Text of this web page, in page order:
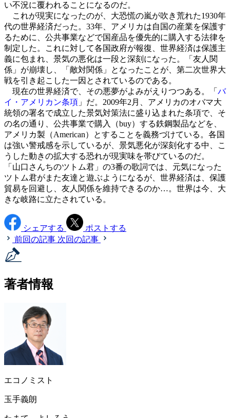
い不況に覆われることになるのだ。
これが現実になったのが、大恐慌の嵐が吹き荒れた1930年
代の世界経済だった。33年、アメリカは自国の産業を保護す
るために、公共事業などで国産品を優先的に購入する法律を
制定した。これに対して各国政府が報復、世界経済は保護主
義に包まれ、景気の悪化は一段と深刻になった。「友人関
係」が崩壊し、「敵対関係」となったことが、第二次世界大
戦を引き起こした一因とされているのである。
現在の世界経済で、その悪夢がよみがえりつつある。「 バ
イ・アメリカン条項 」だ。2009年2月、アメリカのオバマ大
統領の署名で成立した景気対策法に盛り込まれた条項で、そ
の名の通り、公共事業で購入（buy）する鉄鋼製品などを、
アメリカ製（American）とすることを義務づけている。各国
は強い警戒感を示しているが、景気悪化が深刻化する中、こ
うした動きの拡大する恐れが現実味を帯びているのだ。
「山口さんちのツトム君」の3番の歌詞では、元気になった
ツトム君がまた友達と遊ぶようになるが、世界経済は、保護
貿易を回避し、友人関係を維持できるのか…。世界は今、大
きな岐路に立たされている。
シェアする
ポストする
前回の記事 次回の記事
著者情報
エコノミスト
玉手義朗